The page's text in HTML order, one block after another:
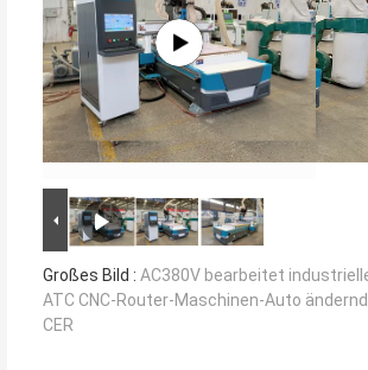
Großes Bild : AC380V bearbeitet
ATC CNC-Router-Maschinen-Auto
CER